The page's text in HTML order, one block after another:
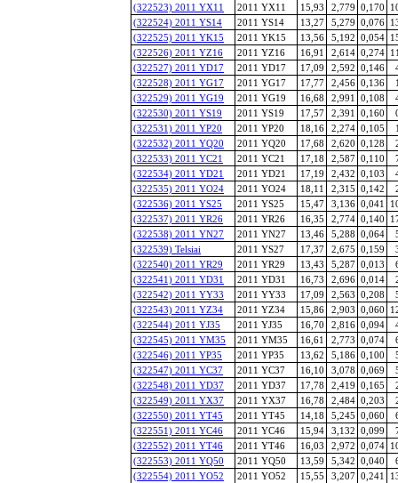
(322523) 2011 YX11
2011 YX11 15,93 2,779 0,170
(322524) 2011 YS14
2011 YS14 13,27 5,279 0,076
(322525) 2011 YK15
2011 YK15 13,56 5,192 0,054
(322526) 2011 YZ16
2011 YZ16 16,91 2,614 0,274
(322527) 2011 YD17
2011 YD17 17,09 2,592 0,146
(322528) 2011 YG17
2011 YG17 17,77 2,456 0,136
(322529) 2011 YG19
2011 YG19 16,68 2,991 0,108
(322530) 2011 YS19
2011 YS19 17,57 2,391 0,160
(322531) 2011 YP20
2011 YP20 18,16 2,274 0,105
(322532) 2011 YQ20
2011 YQ20 17,68 2,620 0,128
(322533) 2011 YC21
2011 YC21 17,18 2,587 0,110
(322534) 2011 YD21
2011 YD21 17,19 2,432 0,103
(322535) 2011 YO24
2011 YO24 18,11 2,315 0,142
(322536) 2011 YS25
2011 YS25 15,47 3,136 0,041
(322537) 2011 YR26
2011 YR26 16,35 2,774 0,140
(322538) 2011 YN27
2011 YN27 13,46 5,288 0,064
(322539) Telsiai
2011 YS27 17,37 2,675 0,159
(322540) 2011 YR29
2011 YR29 13,43 5,287 0,013
(322541) 2011 YD31
2011 YD31 16,73 2,696 0,014
(322542) 2011 YY33
2011 YY33 17,09 2,563 0,208
(322543) 2011 YZ34
2011 YZ34 15,86 2,903 0,060
(322544) 2011 YJ35
2011 YJ35 16,70 2,816 0,094
(322545) 2011 YM35
2011 YM35 16,61 2,773 0,074
(322546) 2011 YP35
2011 YP35 13,62 5,186 0,100
(322547) 2011 YC37
2011 YC37 16,10 3,078 0,069
(322548) 2011 YD37
2011 YD37 17,78 2,419 0,165
(322549) 2011 YX37
2011 YX37 16,78 2,484 0,203
(322550) 2011 YT45
2011 YT45 14,18 5,245 0,060
(322551) 2011 YC46
2011 YC46 15,94 3,132 0,099
(322552) 2011 YT46
2011 YT46 16,03 2,972 0,074
(322553) 2011 YQ50
2011 YQ50 13,59 5,342 0,040
(322554) 2011 YO52
2011 YO52 15,55 3,207 0,241